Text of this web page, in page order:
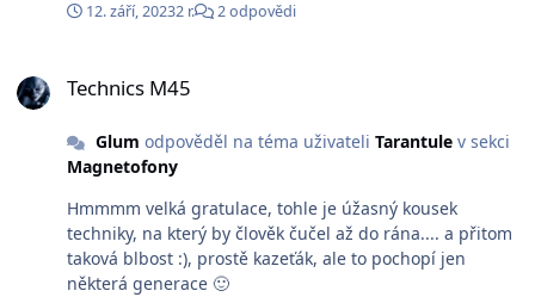
nechce kupovat zvlášť DAC, zesík a streamer.
12. září, 20232 r. 2 odpovědi
Technics M45
Glum odpověděl na téma uživateli Tarantulev sekci
Magnetofony
Hmmmm velká gratulace, tohle je úžasný kousek
techniky, na který by člověk čučel až do rána.... a přitom
taková blbost :), prostě kazeťák, ale to pochopí jen
některá generace 🙂